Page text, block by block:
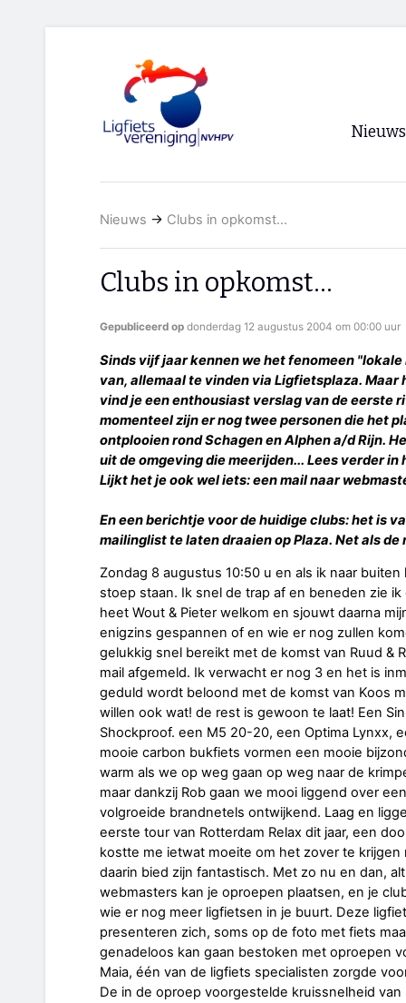
Nieuws
Nieuws → Clubs in opkomst...
Clubs in opkomst...
Gepubliceerd op donderdag 12 augustus 2004 om 00:00 uur
Sinds vijf jaar kennen we het fenomeen
van, allemaal te vinden via Ligfietsplaza.
vind je een enthousiast verslag van de eerste
momenteel zijn er nog twee personen die het
ontplooien rond Schagen en Alphen a/d Rijn.
uit de omgeving die meerijden... Lees verder
Lijkt het je ook wel iets: een mail naar
En een berichtje voor de huidige clubs: het is
mailinglist te laten draaien op Plaza. Net als
Zondag 8 augustus 10:50 u en als ik naar
stoep staan. Ik snel de trap af en beneden zie
heet Wout & Pieter welkom en sjouwt daarna
enigzins gespannen of en wie er nog zullen
gelukkig snel bereikt met de komst van Ruud &
mail afgemeld. Ik verwacht er nog 3 en het is
geduld wordt beloond met de komst van Koos
willen ook wat! de rest is gewoon te laat! Een
Shockproof. een M5 20-20, een Optima Lynxx,
mooie carbon bukfiets vormen een mooie
warm als we op weg gaan op weg naar de
maar dankzij Rob gaan we mooi liggend over
volgroeide brandnetels ontwijkend. Laag en
eerste tour van Rotterdam Relax dit jaar, een
kostte me ietwat moeite om het zover te
daarin bied zijn fantastisch. Met zo nu en dan,
webmasters kan je oproepen plaatsen, en je
wie er nog meer ligfietsen in je buurt. Deze
presenteren zich, soms op de foto met fiets
genadeloos kan gaan bestoken met oproepen
Maia, één van de ligfiets specialisten zorgde
De in de oproep voorgestelde kruissnelheid